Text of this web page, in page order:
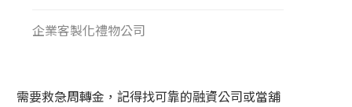
企業客製化禮物公司
需要救急周轉金，記得找可靠的融資公司或當舖